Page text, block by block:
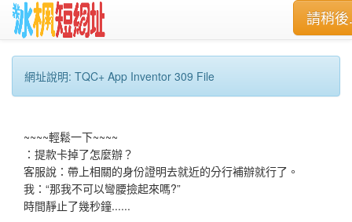
請稍
網址說明: TQC+ App Inventor 309 File
~~~~輕鬆一下~~~~
：提款卡掉了怎麼辦？
客服說：帶上相關的身份證明去就近的分行補辦就行了。
我：“那我不可以彎腰撿起來嗎?”
時間靜止了幾秒鐘......